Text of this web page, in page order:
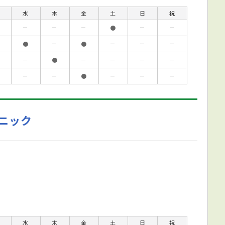
水 木 金 土 日
祝
－ － － ● －
－
● － ● － －
－
－ ● － － －
－
－ － ● － － －
ック
水 木 金 土 日 祝